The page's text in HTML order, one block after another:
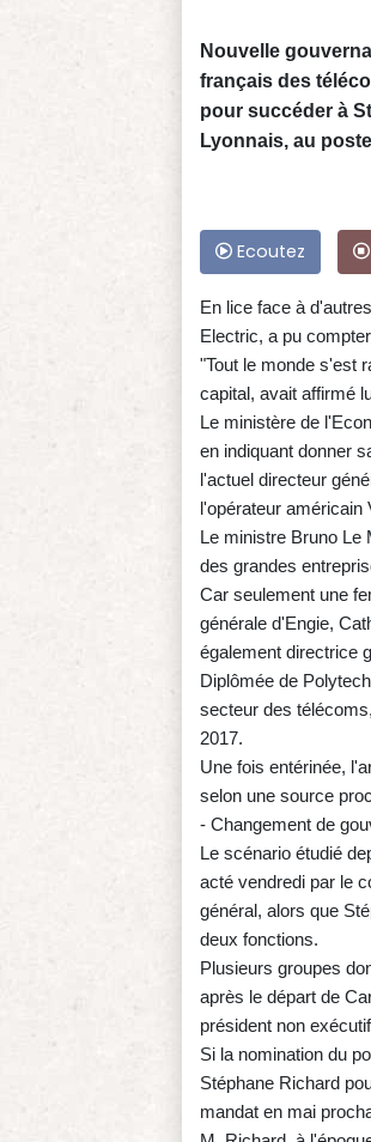
Nouvelle
français des
pour succéder à
Lyonnais, au
Ecoutez
En lice face à
Electric, a pu
"Tout le monde s'est
capital, avait affirmé
Le ministère de
en indiquant donner
l'actuel directeur
l'opérateur américain
Le ministre Bruno Le
des grandes
Car seulement une
générale d'Engie,
également directrice
Diplômée de
secteur des
2017.
Une fois entérinée,
selon une source
- Changement de
Le scénario étudié
acté vendredi par le
général, alors que
deux fonctions.
Plusieurs groupes
après le départ de
président non
Si la nomination du
Stéphane Richard
mandat en mai